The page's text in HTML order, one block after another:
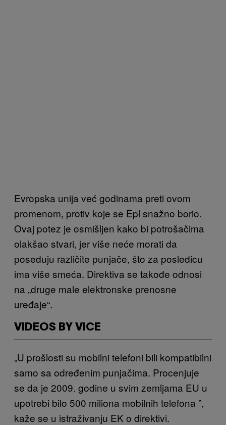
Evropska unija već godinama preti ovom
promenom, protiv koje se Epl snažno borio.
Ovaj potez je osmišljen kako bi potrošačima
olakšao stvari, jer više neće morati da
poseduju različite punjače, što za posledicu
ima više smeća. Direktiva se takođe odnosi
na „druge male elektronske prenosne
uređaje“.
VIDEOS BY VICE
„U prošlosti su mobilni telefoni bili kompatibilni
samo sa određenim punjačima. Procenjuje
se da je 2009. godine u svim zemljama EU u
upotrebi bilo 500 miliona mobilnih telefona ”,
kaže se u istraživanju EK o direktivi.